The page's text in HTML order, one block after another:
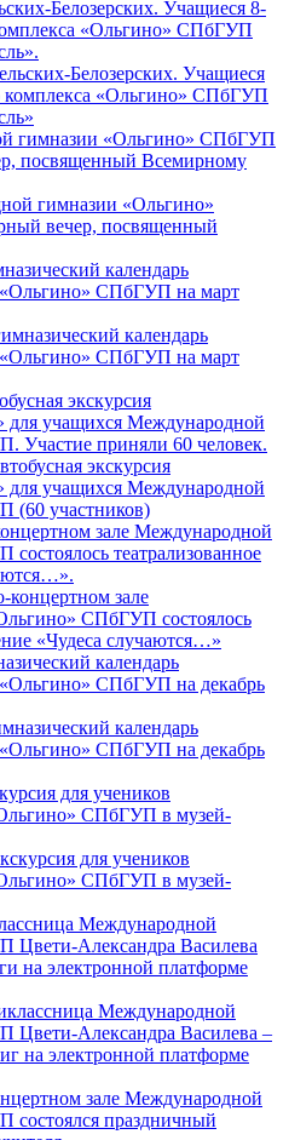
Белозерских. Учащиеся
комплекса «Ольгино» СПбГУП
гимназии «Ольгино»
вечер, посвященный
календарь
«Ольгино» СПбГУП на март
экскурсия
для учащихся Международной
(60 участников)
концертном зале
СПбГУП состоялось
«Чудеса случаются…»
календарь
«Ольгино» СПбГУП на декабрь
для учеников
СПбГУП в музей-
Международной
Александра Василева –
на электронной платформе